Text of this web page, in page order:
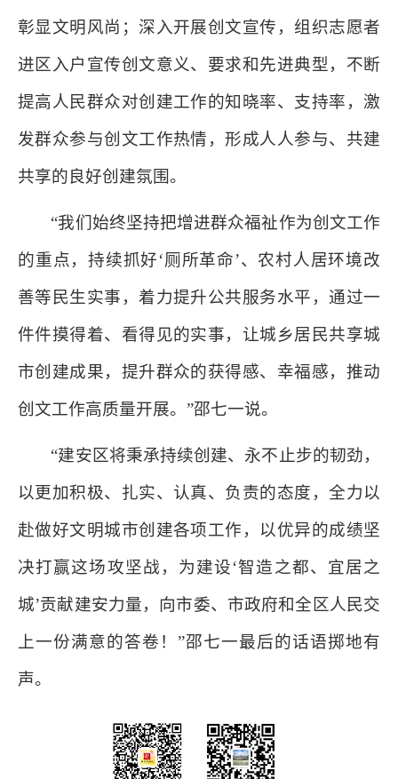
彰显文明风尚；深入开展创文宣传，组织志愿者
进区入户宣传创文意义、要求和先进典型，不断
提高人民群众对创建工作的知晓率、支持率，激
发群众参与创文工作热情，形成人人参与、共建
共享的良好创建氛围。
“我们始终坚持把增进群众福祉作为创文工作
的重点，持续抓好‘厕所革命’、农村人居环境改
善等民生实事，着力提升公共服务水平，通过一
件件摸得着、看得见的实事，让城乡居民共享城
市创建成果，提升群众的获得感、幸福感，推动
创文工作高质量开展。”邵七一说。
“建安区将秉承持续创建、永不止步的韧劲，
以更加积极、扎实、认真、负责的态度，全力以
赴做好文明城市创建各项工作，以优异的成绩坚
决打赢这场攻坚战，为建设‘智造之都、宜居之
城’贡献建安力量，向市委、市政府和全区人民交
上一份满意的答卷！”邵七一最后的话语掷地有
声。